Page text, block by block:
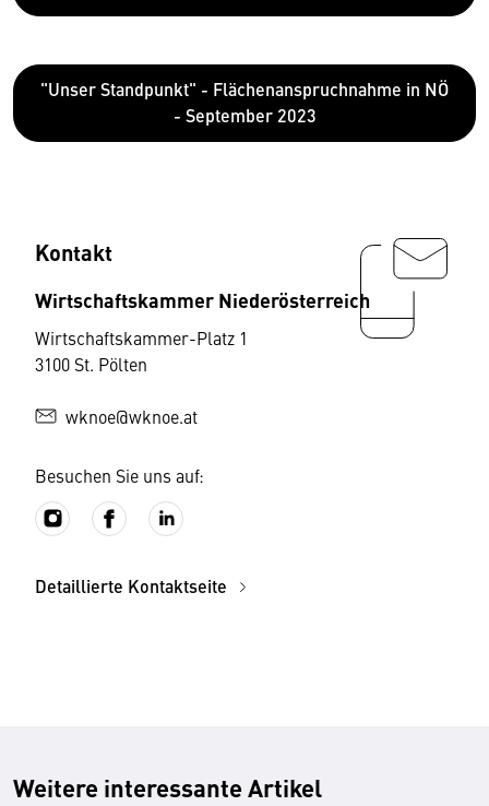
"Unser Standpunkt" - Flächenanspruchnahme in NÖ
- September 2023
Kontakt
Wirtschaftskammer Niederösterreich
Wirtschaftskammer-Platz 1
3100 St. Pölten
wknoe@wknoe.at
Besuchen Sie uns auf:
Detaillierte Kontaktseite
Weitere interessante Artikel